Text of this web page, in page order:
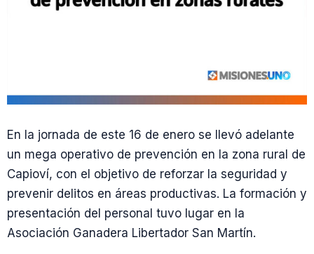
En la jornada de este 16 de enero se llevó adelante
un mega operativo de prevención en la zona rural de
Capioví, con el objetivo de reforzar la seguridad y
prevenir delitos en áreas productivas. La formación y
presentación del personal tuvo lugar en la
Asociación Ganadera Libertador San Martín.